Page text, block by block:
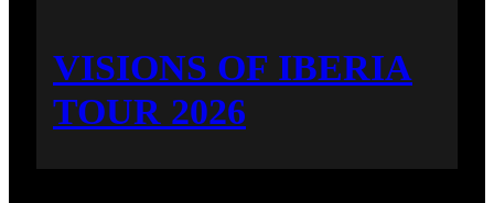
VISIONS OF IBERIA
TOUR 2026